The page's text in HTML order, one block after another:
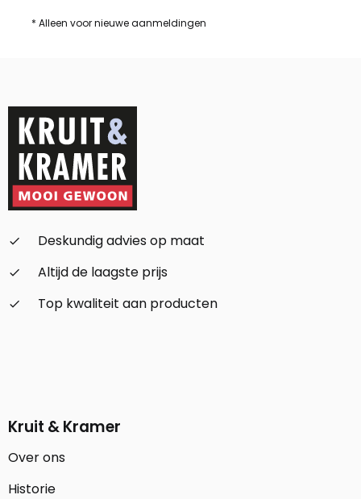
* Alleen voor nieuwe aanmeldingen
check_small
Deskundig advies op maat
check_small
Altijd de laagste prijs
check_small
Top kwaliteit aan producten
Kruit & Kramer
Over ons
Historie